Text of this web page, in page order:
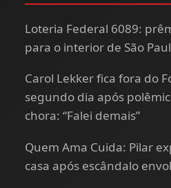
Loteria Federal 6089:
para o interior de São
Carol Lekker fica fora do
segundo dia após
chora: “Falei demais”
Quem Ama Cuida: Pilar
casa após escândalo